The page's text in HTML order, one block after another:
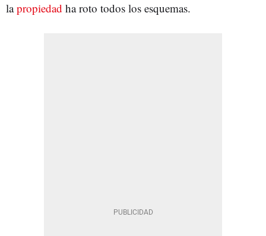
lapropiedad ha roto todos los esquemas.